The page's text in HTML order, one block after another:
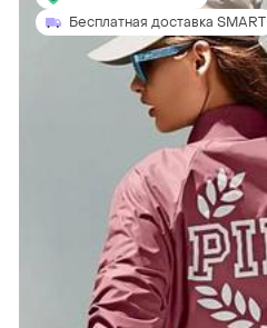
Бесплатная доставка SMART